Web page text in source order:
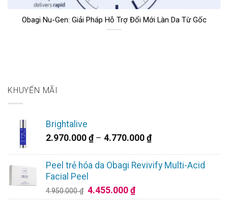
Obagi Nu-Gen: Giải Pháp Hỗ Trợ Đổi Mới Làn Da Từ Gốc
KHUYẾN MÃI
Brightalive
2.970.000 ₫ – 4.770.000 ₫Khoảng
từ
2.970.000 ₫
Peel trẻ hóa da Obagi Revivify Multi-Acid
Facial Peel
4.950.000₫ Giá
4.455.000₫Giá